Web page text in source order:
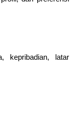
kepribadian, latar